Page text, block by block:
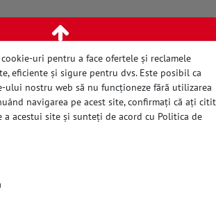
uri pentru a face ofertele și reclamele
eficiente și sigure pentru dvs. Este posibil ca
ului nostru web să nu funcționeze fără utilizarea
navigarea pe acest site, confirmați că ați citit
a acestui site și sunteți de acord cu Politica de